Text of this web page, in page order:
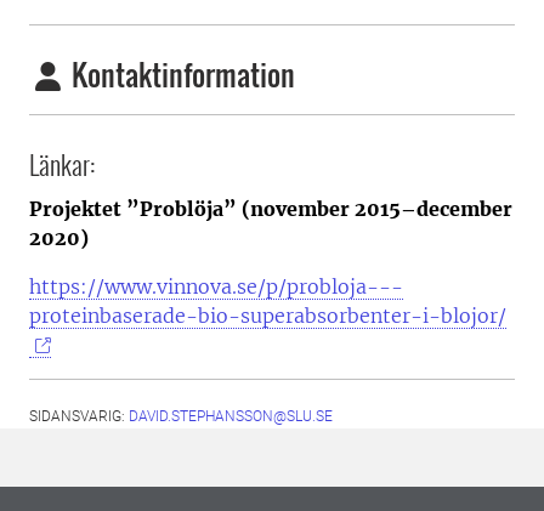
Kontaktinformation
Länkar:
Projektet ”Problöja” (november 2015–december
2020)
https://www.vinnova.se/p/probloja---
proteinbaserade-bio-superabsorbenter-i-blojor/
SIDANSVARIG: DAVID.STEPHANSSON@SLU.SE